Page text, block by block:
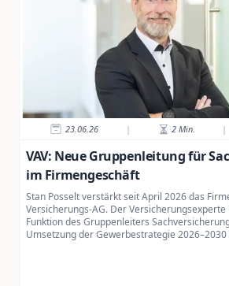
23.06.26 | 2 Min. |
VAV: Neue Gruppenleitung für
im Firmengeschäft
Stan Posselt verstärkt seit April 2026 das
Versicherungs-AG. Der
Funktion des Gruppenleiters
Umsetzung der Gewerbestrategie